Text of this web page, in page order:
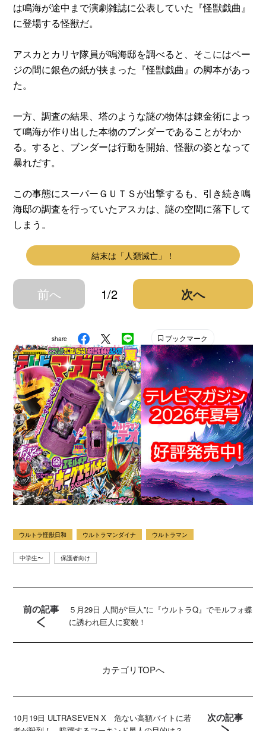
は鳴海が途中まで演劇雑誌に公表していた『怪獣戯曲』
に登場する怪獣だ。
アスカとカリヤ隊員が鳴海邸を調べると、そこにはペー
ジの間に銀色の紙が挟まった『怪獣戯曲』の脚本があっ
た。
一方、調査の結果、塔のような謎の物体は錬金術によっ
て鳴海が作り出した本物のブンダーであることがわか
る。すると、ブンダーは行動を開始、怪獣の姿となって
暴れだす。
この事態にスーパーＧＵＴＳが出撃するも、引き続き鳴
海邸の調査を行っていたアスカは、謎の空間に落下して
しまう。
結末は「人類滅亡」！
前へ 1/2 次へ
share ブックマーク
ウルトラ怪獣日和 ウルトラマンダイナ ウルトラマン
中学生〜 保護者向け
前の記事
５月29日 人間が“巨人”に『ウルトラQ』でモルフォ蝶
に誘われ巨人に変貌！
カテゴリTOPへ
10月19日 ULTRASEVEN X 危ない高額バイトに若
次の記事